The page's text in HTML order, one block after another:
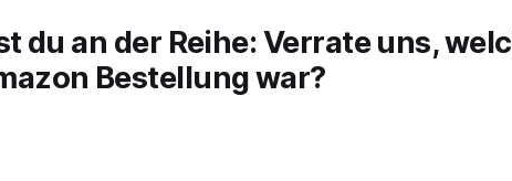
du an der Reihe: Verrate uns,
Bestellung war?